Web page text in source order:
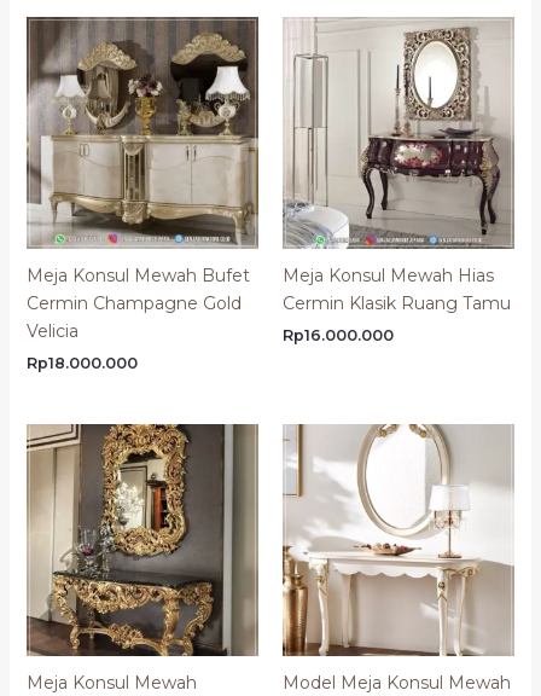
Meja Konsul Mewah Bufet
Cermin Champagne Gold
Velicia
Rp18.000.000
Meja Konsul Mewah Hias
Cermin Klasik Ruang Tamu
Rp16.000.000
Meja Konsul Mewah
Model Meja Konsul Mewah